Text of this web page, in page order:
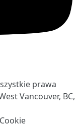
prawa
Vancouver, BC,